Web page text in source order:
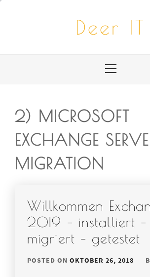
Deer IT
Menu
2) MICROSOFT
EXCHANGE
MIGRATION
Willkommen
2019 – installiert –
migriert – getestet
POSTED ON OKTOBER 26, 2018